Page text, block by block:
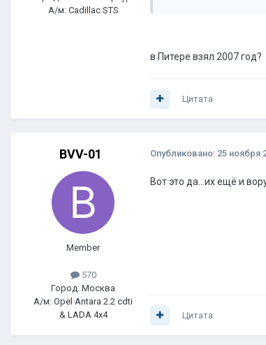
А/м: Cadillac STS
в Питере взял 2007 год?
Цитата
BVV-01
Member
570
Город: Москва
А/м: Opel Antara 2.2 cdti
& LADA 4x4
Опубликовано: 25 ноября
Вот это да...их ещё и
Цитата